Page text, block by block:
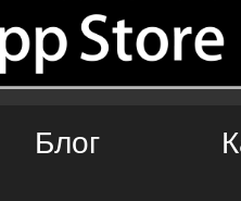
Блог